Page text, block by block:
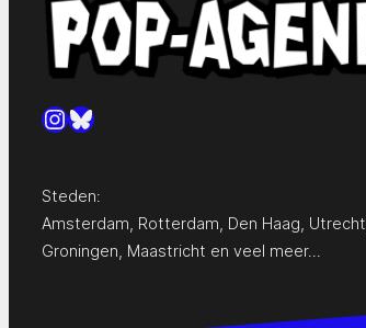
Instagram
Bluesky
Steden:
Amsterdam Rotterdam Den Haag Utrecht
Groningen Maastricht en veel meer…